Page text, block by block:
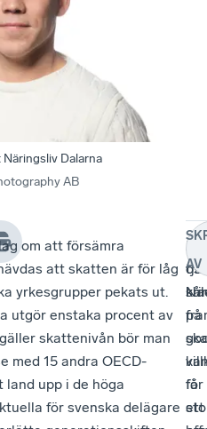
Dalarna
AB
om att försämra
att skatten är för låg
yrkesgrupper pekats ut.
utgör enstaka procent av
skattenivån bör man
med 15 andra OECD-
upp i de höga
för svenska delägare
få
på
för
ett
AV